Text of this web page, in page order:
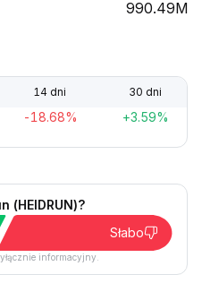
990.49M
14 dni 30 dni
-18.68% +3.59%
(HEIDRUN)?
Słabo
informacyjny.